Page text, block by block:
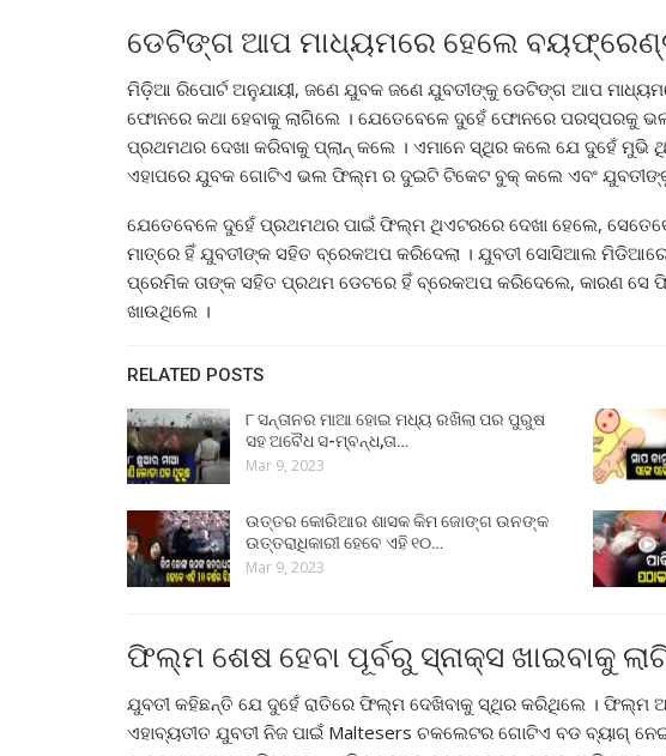
ଡେଟିଙ୍ଗ ଆପ ମାଧ୍ୟମରେ ହେଲେ
ମିଡ଼ିଆ ରିପୋର୍ଟ ଅନୁଯାୟୀ, ଜଣେ ଯୁବକ ଜଣେ ଯୁବତୀଙ୍କୁ ଡେଟିଙ୍ଗ ଆପ
ଫୋନରେ କଥା ହେବାକୁ ଲାଗିଲେ । ଯେତେବେଳେ ଦୁହେଁ ଫୋନରେ ପରସ୍ପରକୁ
ପ୍ରଥମଥର ଦେଖା କରିବାକୁ ପ୍ଲାନ୍ କଲେ । ଏମାନେ ସ୍ଥିର କଲେ ଯେ ଦୁହେଁ ମୁଭି
ଏହାପରେ ଯୁବକ ଗୋଟିଏ ଭଲ ଫିଲ୍ମ ର ଦୁଇଟି ଟିକେଟ ବୁକ୍ କଲେ ଏବଂ ଯୁବତୀଙ୍କୁ
ଯେତେବେଳେ ଦୁହେଁ ପ୍ରଥମଥର ପାଇଁ ଫିଲ୍ମ ଥିଏଟରରେ ଦେଖା ହେଲେ,
ମାତ୍ରେ ହିଁ ଯୁବତୀଙ୍କ ସହିତ ବ୍ରେକଅପ କରିଦେଲା । ଯୁବତୀ ସୋସିଆଲ ମିଡିଆରେ
ପ୍ରେମିକ ତାଙ୍କ ସହିତ ପ୍ରଥମ ଡେଟରେ ହିଁ ବ୍ରେକଅପ କରିଦେଲେ, କାରଣ ସେ
ଖାଉଥିଲେ ।
RELATED POSTS
୮ ସନ୍ତାନର ମାଆ ହୋଇ ମଧ୍ୟ ରଖିଲା ପର ପୁରୁଷ
ସହ ଅବୈଧ ସ-ମ୍ବନ୍ଧ,ତା…
Mar 9, 2023
ଉତ୍ତର କୋରିଆର ଶାସକ କିମ ଜୋଙ୍ଗ ଉନଙ୍କ
ଉତ୍ତରାଧିକାରୀ ହେବେ ଏହି ୧୦…
Mar 9, 2023
ଫିଲ୍ମ ଶେଷ ହେବା ପୂର୍ବରୁ ସ୍ନାକ୍ସ ଖାଇବାକୁ
ଯୁବତୀ କହିଛନ୍ତି ଯେ ଦୁହେଁ ରାତିରେ ଫିଲ୍ମ ଦେଖିବାକୁ ସ୍ଥିର କରିଥିଲେ । ଫିଲ୍ମ
ଏହାବ୍ୟତୀତ ଯୁବତୀ ନିଜ ପାଇଁ Maltesers ଚକଲେଟର ଗୋଟିଏ ବଡ ବ୍ୟାଗ୍